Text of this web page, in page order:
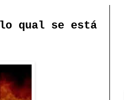
qual se está